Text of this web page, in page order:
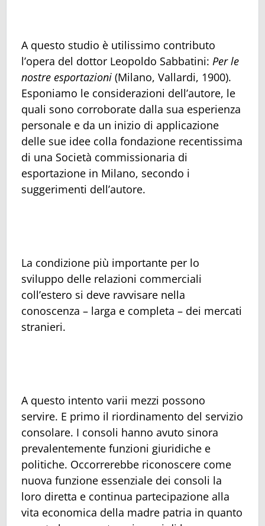
A questo studio è utilissimo contributo
l’opera del dottor Leopoldo Sabbatini: Per le
nostre esportazioni (Milano, Vallardi, 1900).
Esponiamo le considerazioni dell’autore, le
quali sono corroborate dalla sua esperienza
personale e da un inizio di applicazione
delle sue idee colla fondazione recentissima
di una Società commissionaria di
esportazione in Milano, secondo i
suggerimenti dell’autore.
La condizione più importante per lo
sviluppo delle relazioni commerciali
coll’estero si deve ravvisare nella
conoscenza – larga e completa – dei mercati
stranieri.
A questo intento varii mezzi possono
servire. E primo il riordinamento del servizio
consolare. I consoli hanno avuto sinora
prevalentemente funzioni giuridiche e
politiche. Occorrerebbe riconoscere come
nuova funzione essenziale dei consoli la
loro diretta e continua partecipazione alla
vita economica della madre patria in quanto